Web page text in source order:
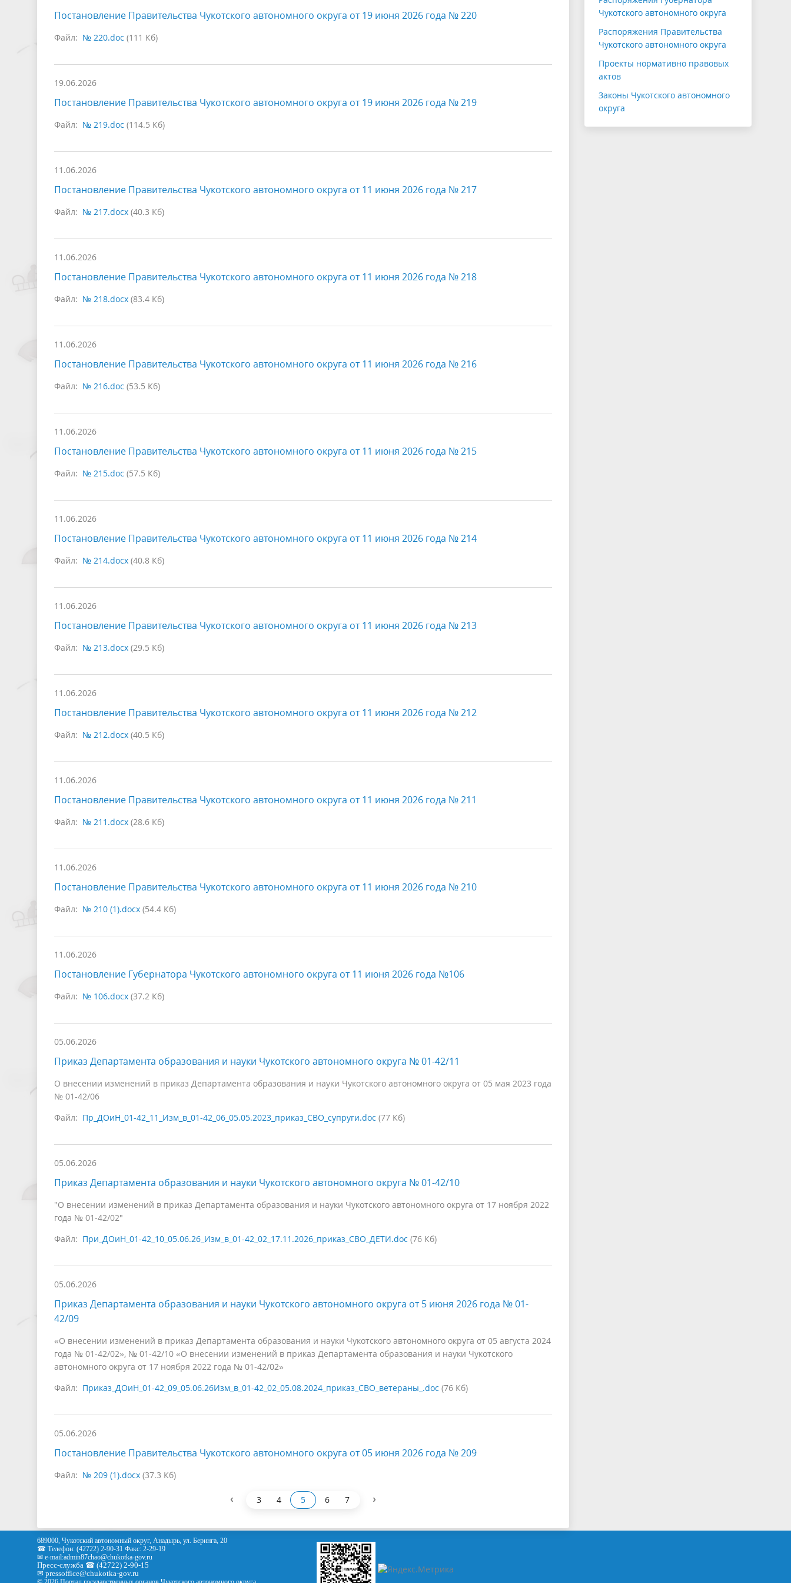
Постановление Правительства Чукотского автономного округа от 19 июня 2026 года № 220
Файл: № 220.doc (111 Кб)
19.06.2026
Постановление Правительства Чукотского автономного округа от 19 июня 2026 года № 219
Файл: № 219.doc (114.5 Кб)
11.06.2026
Постановление Правительства Чукотского автономного округа от 11 июня 2026 года № 217
Файл: № 217.docx (40.3 Кб)
11.06.2026
Постановление Правительства Чукотского автономного округа от 11 июня 2026 года № 218
Файл: № 218.docx (83.4 Кб)
11.06.2026
Постановление Правительства Чукотского автономного округа от 11 июня 2026 года № 216
Файл: № 216.doc (53.5 Кб)
11.06.2026
Постановление Правительства Чукотского автономного округа от 11 июня 2026 года № 215
Файл: № 215.doc (57.5 Кб)
11.06.2026
Постановление Правительства Чукотского автономного округа от 11 июня 2026 года № 214
Файл: № 214.docx (40.8 Кб)
11.06.2026
Постановление Правительства Чукотского автономного округа от 11 июня 2026 года № 213
Файл: № 213.docx (29.5 Кб)
11.06.2026
Постановление Правительства Чукотского автономного округа от 11 июня 2026 года № 212
Файл: № 212.docx (40.5 Кб)
11.06.2026
Постановление Правительства Чукотского автономного округа от 11 июня 2026 года № 211
Файл: № 211.docx (28.6 Кб)
11.06.2026
Постановление Правительства Чукотского автономного округа от 11 июня 2026 года № 210
Файл: № 210 (1).docx (54.4 Кб)
11.06.2026
Постановление Губернатора Чукотского автономного округа от 11 июня 2026 года №106
Файл: № 106.docx (37.2 Кб)
05.06.2026
Приказ Департамента образования и науки Чукотского автономного округа № 01-42/11
О внесении изменений в приказ Департамента образования и науки Чукотского автономного округа от 05 мая 2023 года
№ 01-42/06
Файл: Пр_ДОиН_01-42_11_Изм_в_01-42_06_05.05.2023_приказ_СВО_супруги.doc (77 Кб)
05.06.2026
Приказ Департамента образования и науки Чукотского автономного округа № 01-42/10
"О внесении изменений в приказ Департамента образования и науки Чукотского автономного округа от 17 ноября 2022
года № 01-42/02"
Файл: При_ДОиН_01-42_10_05.06.26_Изм_в_01-42_02_17.11.2026_приказ_СВО_ДЕТИ.doc (76 Кб)
05.06.2026
Приказ Департамента образования и науки Чукотского автономного округа от 5 июня 2026 года № 01-
42/09
«О внесении изменений в приказ Департамента образования и науки Чукотского автономного округа от 05 августа 2024
года № 01-42/02», № 01-42/10 «О внесении изменений в приказ Департамента образования и науки Чукотского
автономного округа от 17 ноября 2022 года № 01-42/02»
Файл: Приказ_ДОиН_01-42_09_05.06.26Изм_в_01-42_02_05.08.2024_приказ_СВО_ветераны_.doc (76 Кб)
05.06.2026
Постановление Правительства Чукотского автономного округа от 05 июня 2026 года № 209
Файл: № 209 (1).docx (37.3 Кб)
‹ 3 4 5 6 7 ›
Чукотского автономного округа
Распоряжения Правительства
Чукотского автономного округа
Проекты нормативно правовых
актов
Законы Чукотского автономного
округа
689000, Чукотский автономный округ, Анадырь, ул. Беринга, 20
☎ Телефон: (42722) 2-90-31 Факс: 2-29-19
✉ e-mail:admin87chao@chukotka-gov.ru
Пресс-служба ☎ (42722) 2-90-15
✉ pressoffice@chukotka-gov.ru